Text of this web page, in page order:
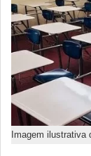
Imagem ilustrativa